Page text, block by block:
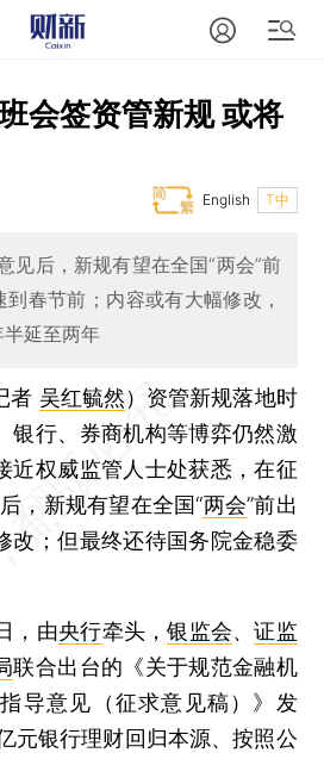
会签资管新规 或将
T中
English
见后，新规有望在全国“两会”前
春节前；内容或有大幅修改，
延至两年
者 吴红毓然） 资管新规落地时
银行、券商机构等博弈仍然激
近权威监管人士处获悉，在征
，新规有望在全国“两会”前出
改；但最终还待国务院金稳委
，由央行牵头，银监会、证监
联合出台的《关于规范金融机
导意见（征求意见稿）》发
元银行理财回归本源、按照公